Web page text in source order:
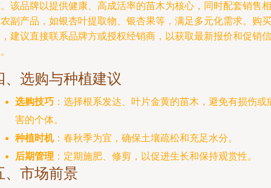
该品牌以提供健康、高成活率的苗木为核心，同时配套销售相
副产品，如银杏叶提取物、银杏果等，满足多元化需求。购买
建议直接联系品牌方或授权经销商，以获取最新报价和促销信
、选购与种植建议
选购技巧 ：选择根系发达、叶片金黄的苗木，避免有损伤或
害的个体。
种植时机：春秋季为宜，确保土壤疏松和充足水分。
后期管理 ：定期施肥、修剪，以促进生长和保持观赏性。
、市场前景